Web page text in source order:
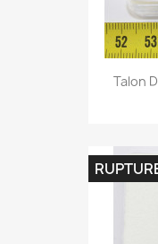
Talon